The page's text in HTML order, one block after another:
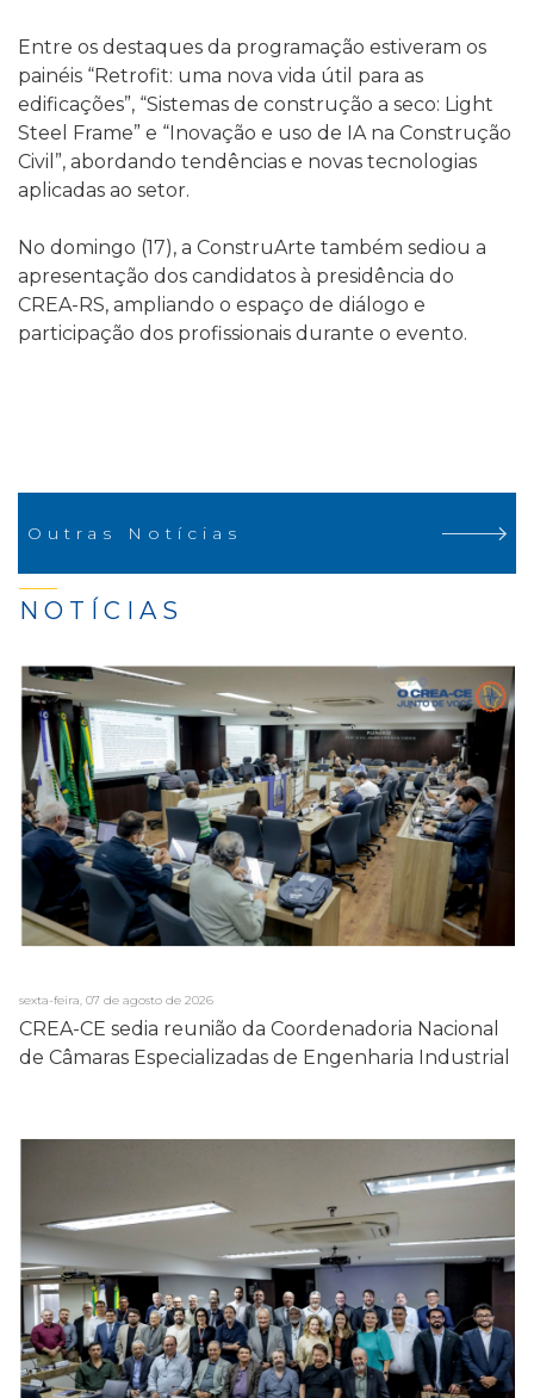
Entre os destaques da programação estiveram os
painéis “Retrofit: uma nova vida útil para as
edificações”, “Sistemas de construção a seco: Light
Steel Frame” e “Inovação e uso de IA na Construção
Civil”, abordando tendências e novas tecnologias
aplicadas ao setor.
No domingo (17), a ConstruArte também sediou a
apresentação dos candidatos à presidência do
CREA-RS, ampliando o espaço de diálogo e
participação dos profissionais durante o evento.
Outras Notícias
NOTÍCIAS
sexta-feira, 07 de agosto de 2026
CREA-CE sedia reunião da Coordenadoria Nacional
de Câmaras Especializadas de Engenharia Industrial